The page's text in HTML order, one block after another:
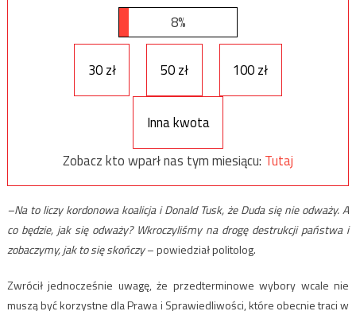
8%
30 zł 50 zł 100 zł
Inna kwota
Zobacz kto wparł nas tym miesiącu: Tutaj
–Na to liczy kordonowa koalicja i Donald Tusk, że Duda się nie odważy. A
co będzie, jak się odważy? Wkroczyliśmy na drogę destrukcji państwa i
zobaczymy, jak to się skończy– powiedział politolog.
Zwrócił jednocześnie uwagę, że przedterminowe wybory wcale nie
muszą być korzystne dla Prawa i Sprawiedliwości, które obecnie traci w